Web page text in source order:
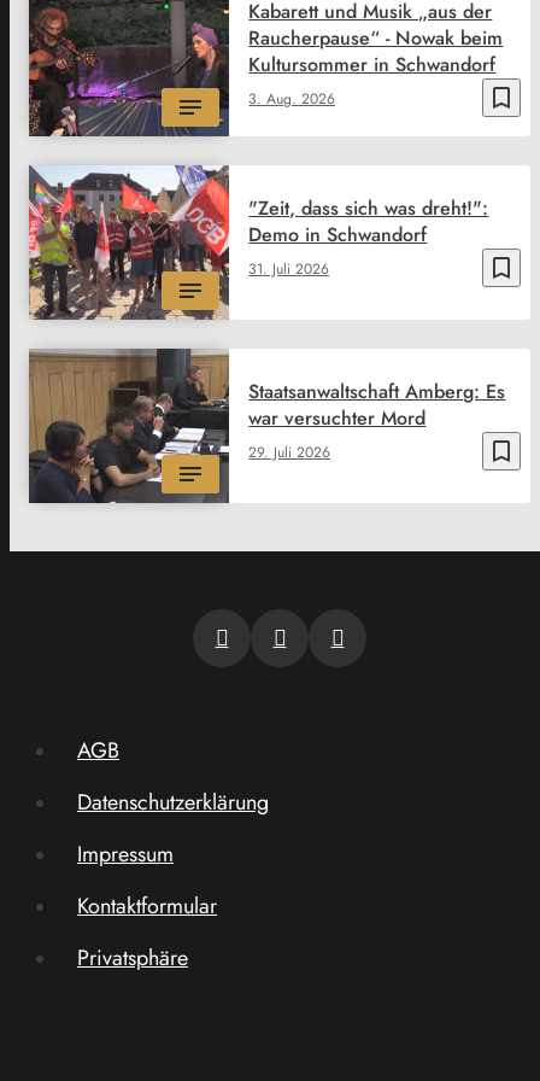
bookmark_border
3. Aug. 2026
Kabarett und Musik „aus der
Raucherpause“ - Nowak beim
Kultursommer in Schwandorf
bookmark_border
31. Juli 2026
"Zeit, dass sich was dreht!":
Demo in Schwandorf
bookmark_border
29. Juli 2026
Staatsanwaltschaft Amberg: Es
war versuchter Mord
AGB
Datenschutzerklärung
Impressum
Kontaktformular
Privatsphäre